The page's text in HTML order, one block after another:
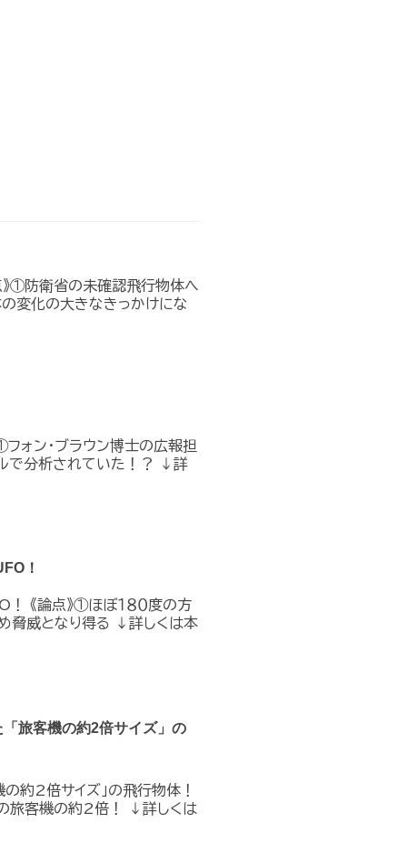
》①防衛省の未確認飛行物体へ
変化の大きなきっかけにな
ォン・ブラウン博士の広報担
で分析されていた！？ ↓詳
！
《論点》①ほぼ１８０度の方
脅威となり得る ↓詳しくは本
旅客機の約2倍サイズ」の
約2倍サイズ」の飛行物体！
旅客機の約2倍！ ↓詳しくは